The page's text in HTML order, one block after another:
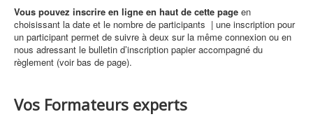
Vous pouvez inscrire en ligne en haut de cette page en
choisissant la date et le nombre de participants | une inscription pour
un participant permet de suivre à deux sur la même connexion ou en
nous adressant le bulletin d’inscription papier accompagné du
règlement (voir bas de page).
Vos Formateurs experts